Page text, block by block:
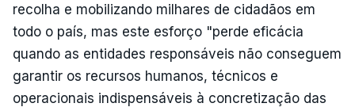
recolha e mobilizando milhares de cidadãos em
todo o país, mas este esforço "perde eficácia
quando as entidades responsáveis não conseguem
garantir os recursos humanos, técnicos e
operacionais indispensáveis à concretização das